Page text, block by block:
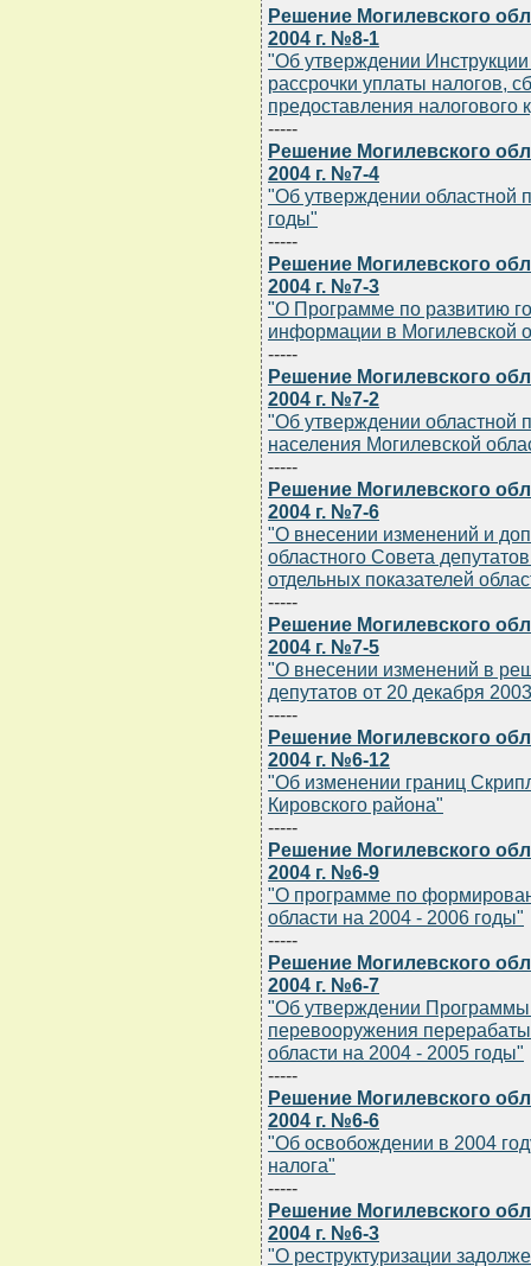
Решение Могилевского
2004 г. №8-1
"Об утверждении
рассрочки уплаты налогов,
предоставления налогового
-----
Решение Могилевского
2004 г. №7-4
"Об утверждении
годы"
-----
Решение Могилевского
2004 г. №7-3
"О Программе по развитию
информации в Могилевской
-----
Решение Могилевского
2004 г. №7-2
"Об утверждении областной
населения Могилевской
-----
Решение Могилевского
2004 г. №7-6
"О внесении изменений и
областного Совета
отдельных показателей
-----
Решение Могилевского
2004 г. №7-5
"О внесении изменений в
депутатов от 20 декабря
-----
Решение Могилевского
2004 г. №6-12
"Об изменении границ
Кировского района"
-----
Решение Могилевского
2004 г. №6-9
"О программе по
области на 2004 - 2006 годы"
-----
Решение Могилевского
2004 г. №6-7
"Об утверждении Программы
перевооружения
области на 2004 - 2005 годы"
-----
Решение Могилевского
2004 г. №6-6
"Об освобождении в 2004
налога"
-----
Решение Могилевского
2004 г. №6-3
"О реструктуризации